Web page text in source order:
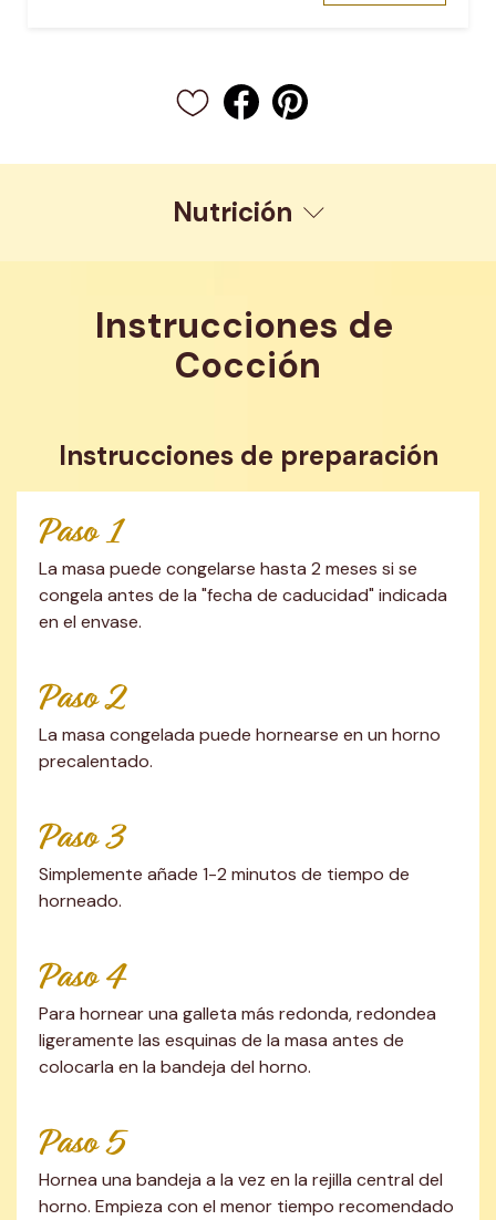
Nutrición
Instrucciones de
Cocción
Instrucciones de preparación
Paso 1
La masa puede congelarse hasta 2 meses si se
congela antes de la "fecha de caducidad" indicada
en el envase.
Paso 2
La masa congelada puede hornearse en un horno
precalentado.
Paso 3
Simplemente añade 1-2 minutos de tiempo de
horneado.
Paso 4
Para hornear una galleta más redonda, redondea
ligeramente las esquinas de la masa antes de
colocarla en la bandeja del horno.
Paso 5
Hornea una bandeja a la vez en la rejilla central del
horno. Empieza con el menor tiempo recomendado